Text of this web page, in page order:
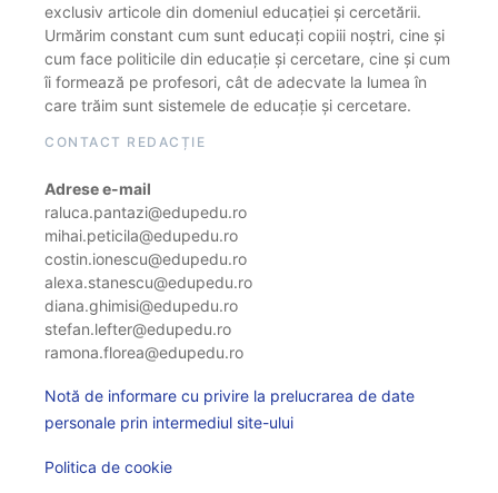
exclusiv articole din domeniul educației și cercetării.
Urmărim constant cum sunt educați copiii noștri, cine și
cum face politicile din educație și cercetare, cine și cum
îi formează pe profesori, cât de adecvate la lumea în
care trăim sunt sistemele de educație și cercetare.
CONTACT REDACȚIE
Adrese e-mail
raluca.pantazi@edupedu.ro
mihai.peticila@edupedu.ro
costin.ionescu@edupedu.ro
alexa.stanescu@edupedu.ro
diana.ghimisi@edupedu.ro
stefan.lefter@edupedu.ro
ramona.florea@edupedu.ro
Notă de informare cu privire la prelucrarea de date
personale prin intermediul site-ului
Politica de cookie